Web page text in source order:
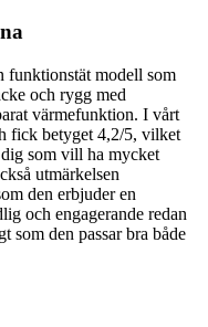
funktionstät modell som
och rygg med
värmefunktion. I vårt
fick betyget 4,2/5, vilket
som vill ha mycket
utmärkelsen
den erbjuder en
och engagerande redan
som den passar bra både